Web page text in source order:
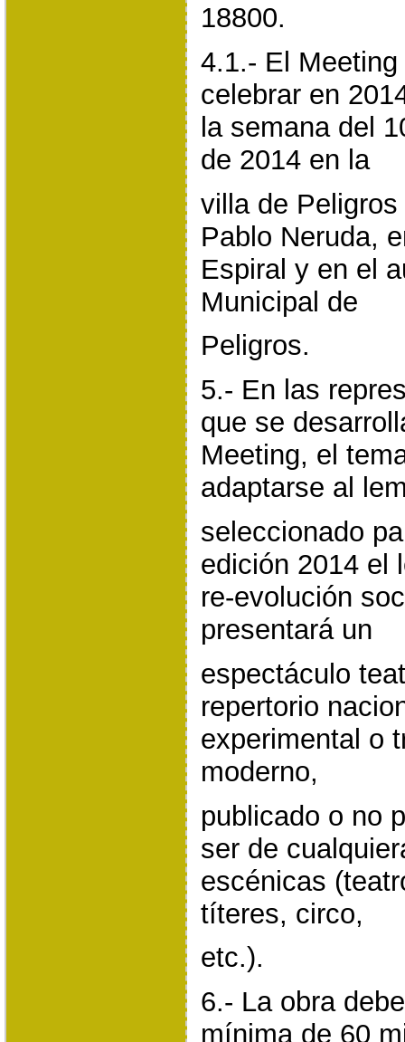
18800.
4.1.- El
celebrar en
la semana del
de 2014 en la
villa de
Pablo Neruda,
Espiral y en el
Municipal de
Peligros.
5.- En las
que se
Meeting, el
adaptarse al
seleccionado
edición 2014 el
re-evolución
presentará un
espectáculo
repertorio
experimental o
moderno,
publicado o no
ser de
escénicas
títeres, circo,
etc.).
6.- La obra
mínima de 60